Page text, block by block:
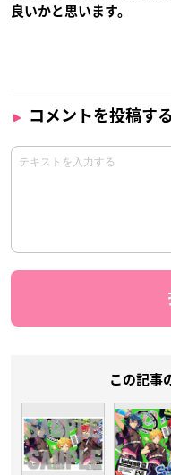
良いかと思います。
コメントを投稿する
この記事